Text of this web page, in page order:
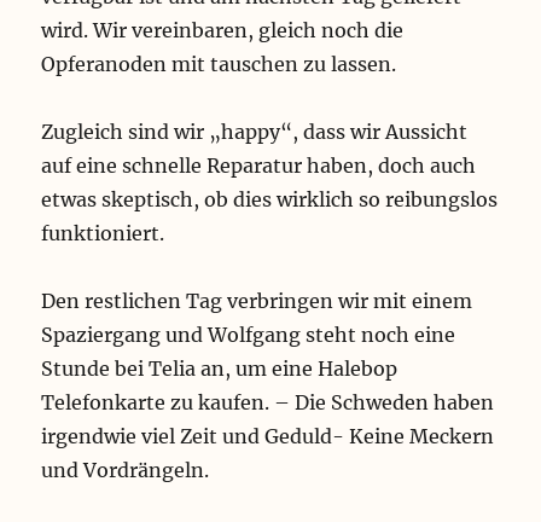
wird. Wir vereinbaren, gleich noch die
Opferanoden mit tauschen zu lassen.
Zugleich sind wir „happy“, dass wir Aussicht
auf eine schnelle Reparatur haben, doch auch
etwas skeptisch, ob dies wirklich so reibungslos
funktioniert.
Den restlichen Tag verbringen wir mit einem
Spaziergang und Wolfgang steht noch eine
Stunde bei Telia an, um eine Halebop
Telefonkarte zu kaufen. – Die Schweden haben
irgendwie viel Zeit und Geduld- Keine Meckern
und Vordrängeln.